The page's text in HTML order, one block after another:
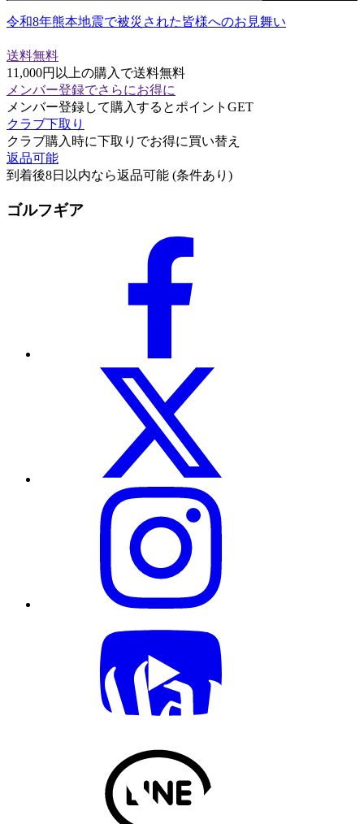
令和8年熊本地震で被災された皆様へのお見舞い
送料無料
11,000円以上の購入で送料無料
メンバー登録でさらにお得に
メンバー登録して購入するとポイントGET
クラブ下取り
クラブ購入時に下取りでお得に買い替え
返品可能
到着後8日以内なら返品可能 (条件あり)
ゴルフギア